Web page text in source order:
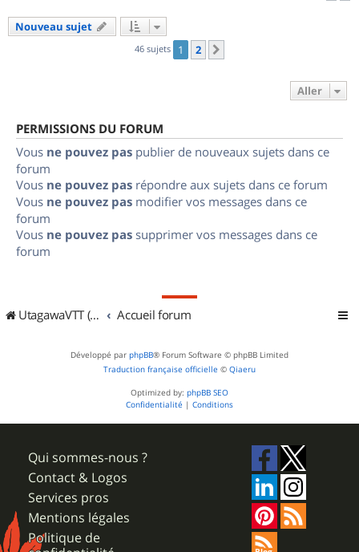
Nouveau sujet
46 sujets 1 2
Aller
PERMISSIONS DU FORUM
Vous ne pouvez pas publier de nouveaux sujets dans ce
forum
Vous ne pouvez pas répondre aux sujets dans ce forum
Vous ne pouvez pas modifier vos messages dans ce
forum
Vous ne pouvez pas supprimer vos messages dans ce
forum
UtagawaVTT (Randos VTT et VTTAE avec traces GPS) Accueil forum
Développé par phpBB® Forum Software © phpBB Limited
Traduction française officielle © Qiaeru
Optimized by: phpBB SEO
Confidentialité | Conditions
Qui sommes-nous ?
Contact & Logos
Services pros
Mentions légales
Politique de